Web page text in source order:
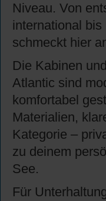
Niveau. Von
international bis
schmeckt hier
Die Kabinen
Atlantic sind
komfortabel
Materialien,
Kategorie –
zu deinem
See.
Für